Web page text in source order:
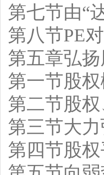
第七节由“
第八节PE
第五章弘
第一节股
第二节股
第三节大
第四节股权